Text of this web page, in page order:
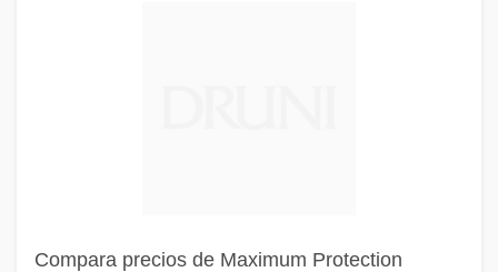
Compara precios de Maximum Protection